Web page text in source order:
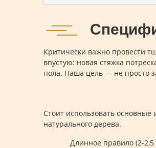
Критически важно провести
впустую: новая стяжка
пола. Наша цель — не просто
Стоит использовать
натурального дерева.
Длинное правило (2-